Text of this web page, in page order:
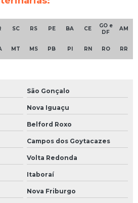
SC RS PE BA CE
GO e
DF
AM
MT MS PB PI RN RO RR
São Gonçalo
Nova Iguaçu
Belford Roxo
Campos dos Goytacazes
Volta Redonda
Itaboraí
Nova Friburgo